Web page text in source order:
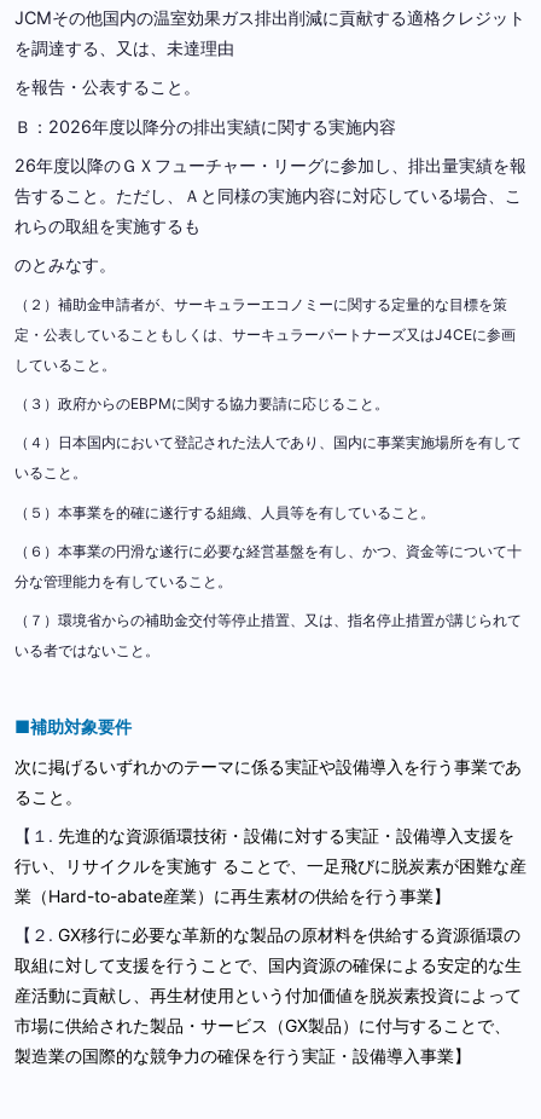
JCMその他国内の温室効果ガス排出削減に貢献する適格クレジット
を調達する、又は、未達理由
を報告・公表すること。
Ｂ：2026年度以降分の排出実績に関する実施内容
26年度以降のＧＸフューチャー・リーグに参加し、排出量実績を報
告すること。ただし、Ａと同様の実施内容に対応している場合、こ
れらの取組を実施するも
のとみなす。
（２）補助金申請者が、サーキュラーエコノミーに関する定量的な目標を策
定・公表していることもしくは、サーキュラーパートナーズ又はJ4CEに参画
していること。
（３）政府からのEBPMに関する協力要請に応じること。
（４）日本国内において登記された法人であり、国内に事業実施場所を有して
いること。
（５）本事業を的確に遂行する組織、人員等を有していること。
（６）本事業の円滑な遂行に必要な経営基盤を有し、かつ、資金等について十
分な管理能力を有していること。
（７）環境省からの補助金交付等停止措置、又は、指名停止措置が講じられて
いる者ではないこと。
■補助対象要件
次に掲げるいずれかのテーマに係る実証や設備導入を行う事業であ
ること。
【１. 先進的な資源循環技術・設備に対する実証・設備導入支援を
行い、リサイクルを実施す ることで、一足飛びに脱炭素が困難な産
業（Hard-to-abate産業）に再生素材の供給を行う事業】
【２. GX移行に必要な革新的な製品の原材料を供給する資源循環の
取組に対して支援を行うことで、国内資源の確保による安定的な生
産活動に貢献し、再生材使用という付加価値を脱炭素投資によって
市場に供給された製品・サービス（GX製品）に付与することで、
製造業の国際的な競争力の確保を行う実証・設備導入事業】